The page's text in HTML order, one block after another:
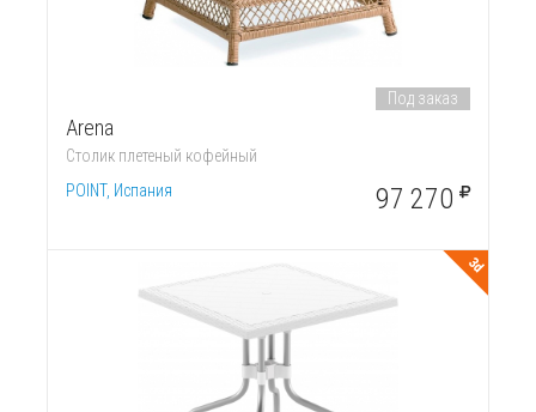
Arena
Столик плетеный кофейный
POINT, Испания
Под заказ
97 270
3d